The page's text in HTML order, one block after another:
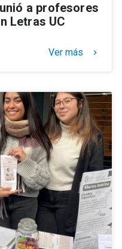
a profesores
Letras UC
Ver más keyboard_arrow_right